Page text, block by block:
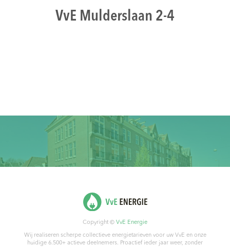
VvE Mulderslaan 2-4
Copyright © VvE Energie
Wij realiseren scherpe collectieve energietarieven voor uw VvE en onze
huidige 6.500+ actieve deelnemers. Proactief ieder jaar weer, zonder